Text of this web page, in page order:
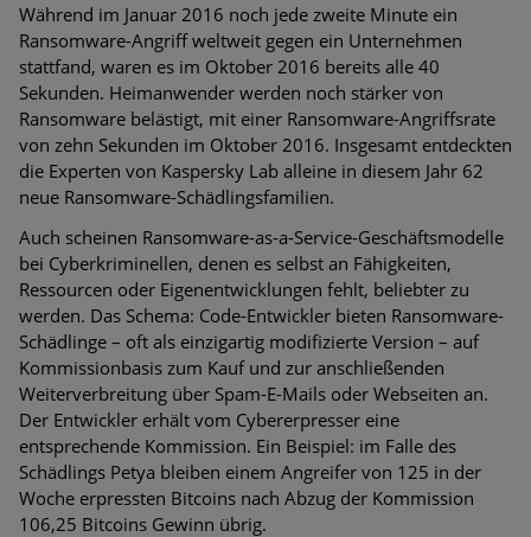
Während im Januar 2016 noch jede zweite Minute ein
Ransomware-Angriff weltweit gegen ein Unternehmen
stattfand, waren es im Oktober 2016 bereits alle 40
Sekunden. Heimanwender werden noch stärker von
Ransomware belästigt, mit einer Ransomware-Angriffsrate
von zehn Sekunden im Oktober 2016. Insgesamt entdeckten
die Experten von Kaspersky Lab alleine in diesem Jahr 62
neue Ransomware-Schädlingsfamilien.
Auch scheinen Ransomware-as-a-Service-Geschäftsmodelle
bei Cyberkriminellen, denen es selbst an Fähigkeiten,
Ressourcen oder Eigenentwicklungen fehlt, beliebter zu
werden. Das Schema: Code-Entwickler bieten Ransomware-
Schädlinge – oft als einzigartig modifizierte Version – auf
Kommissionbasis zum Kauf und zur anschließenden
Weiterverbreitung über Spam-E-Mails oder Webseiten an.
Der Entwickler erhält vom Cybererpresser eine
entsprechende Kommission. Ein Beispiel: im Falle des
Schädlings Petya bleiben einem Angreifer von 125 in der
Woche erpressten Bitcoins nach Abzug der Kommission
106,25 Bitcoins Gewinn übrig.